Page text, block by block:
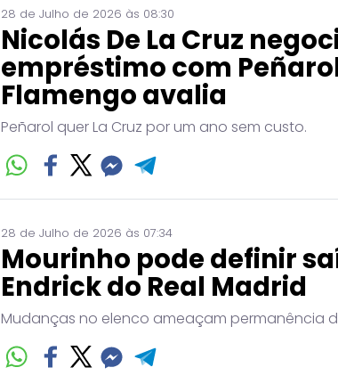
28 de Julho de 2026 às 08:30
Nicolás De La Cruz
empréstimo com
Flamengo avalia
Peñarol quer La Cruz por um ano sem custo.
28 de Julho de 2026 às 07:34
Mourinho pode definir
Endrick do Real Madrid
Mudanças no elenco ameaçam permanência